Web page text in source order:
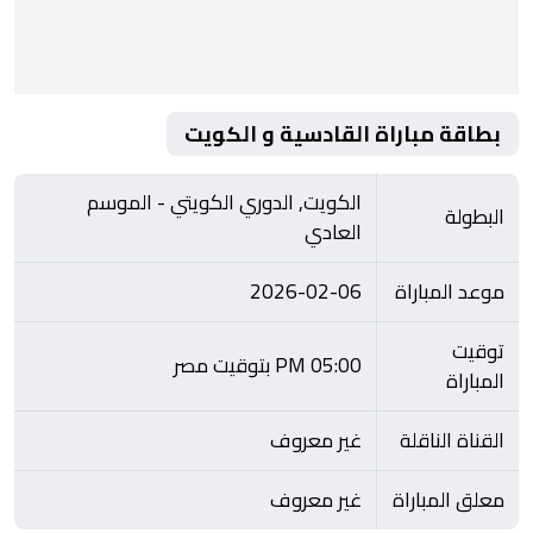
بطاقة مباراة القادسية و الكويت
البطولة الكويت, الدوري الكويتي - الموسم
العادي
موعد المباراة
2026-02-06
توقيت
المباراة
05:00 PM بتوقيت مصر
القناة الناقلة
غير معروف
معلق المباراة
غير معروف